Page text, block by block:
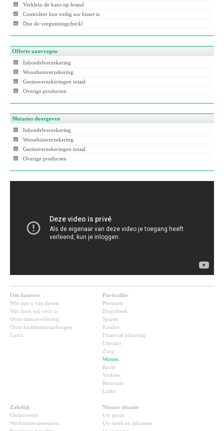
Verklein de kans op brand
Controleer hoe veilig uw buurt is
Doe de vergunningcheck!
Offerte aanvragen
Inboedelverzekering
Woonhuisverzekering
Gezinsverzekeringen totaal
Overige producten
Mutaties doorgeven
Inboedelverzekering
Woonhuisverzekering
Gezinsverzekeringen totaal
Overige producten
Ons kantoor
Wie zijn u van dienst
Wat doen wij voor u
Onze dienstverlening
Onze kwaliteitswaarborgen
Links
Particulier
Pensioen
Hypotheek
Sparen
Krediet
Financial planning
Uitvaart
Zorg
Wonen
Recht
Verkeer
Recreatie
Links
Zakelijk
Ondernemer
Werknemerspensioen
Nieuwe situatie
Uw gezin
Uw werk en inkomen